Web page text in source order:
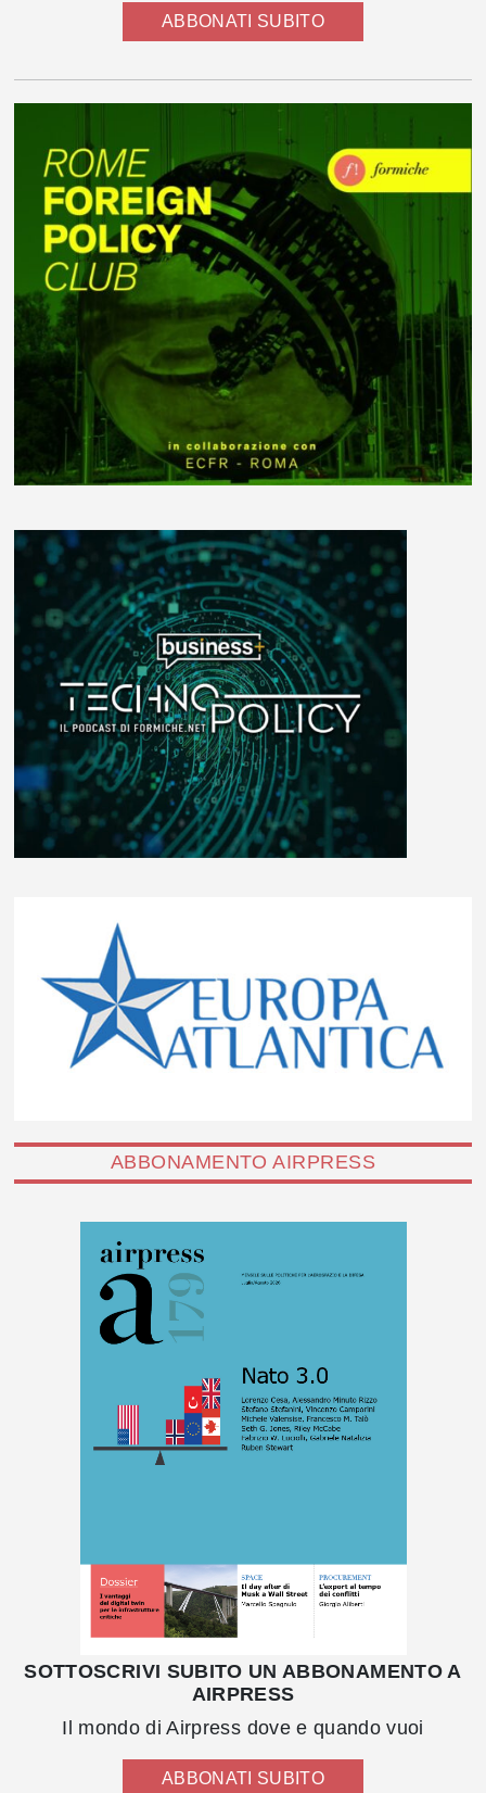
ABBONATI SUBITO
ABBONAMENTO AIRPRESS
SOTTOSCRIVI SUBITO UN ABBONAMENTO A
AIRPRESS
Il mondo di Airpress dove e quando vuoi
ABBONATI SUBITO